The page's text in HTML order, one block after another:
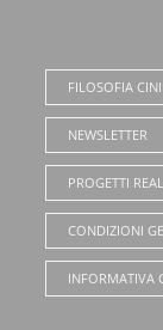
FILOSOFIA
NEWSLETTER
PROGETTI
CONDIZIONI
INFORMATIVA